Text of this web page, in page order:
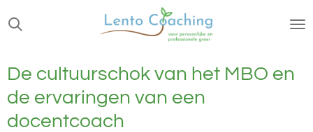
Ga
direct
de
hoofdinhoud
De cultuurschok van het MBO en
de ervaringen van een
docentcoach